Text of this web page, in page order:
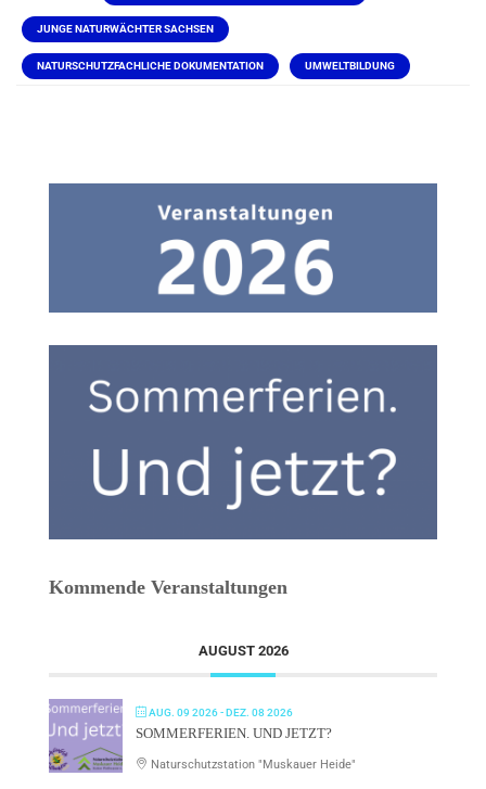
JUNGE NATURWÄCHTER SACHSEN
NATURSCHUTZFACHLICHE DOKUMENTATION UMWELTBILDUNG
Kommende Veranstaltungen
AUGUST 2026
AUG. 09 2026- DEZ. 08 2026
SOMMERFERIEN. UND JETZT?
Naturschutzstation "Muskauer Heide"